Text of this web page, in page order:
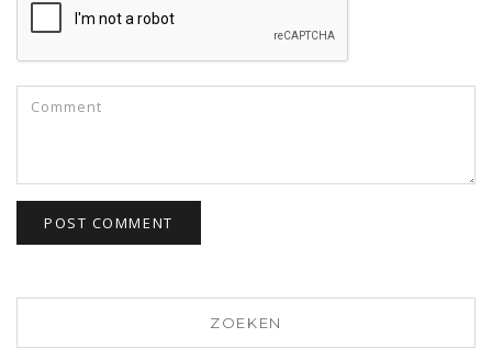
ZOEKEN